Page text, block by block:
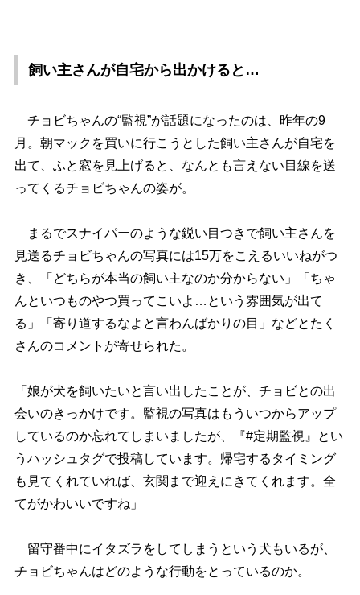
飼い主さんが自宅から出かけると…
チョビちゃんの“監視”が話題になったのは、昨年の9
月。朝マックを買いに行こうとした飼い主さんが自宅を
出て、ふと窓を見上げると、なんとも言えない目線を送
ってくるチョビちゃんの姿が。
まるでスナイパーのような鋭い目つきで飼い主さんを
見送るチョビちゃんの写真には15万をこえるいいねがつ
き、「どちらが本当の飼い主なのか分からない」「ちゃ
んといつものやつ買ってこいよ…という雰囲気が出て
る」「寄り道するなよと言わんばかりの目」などとたく
さんのコメントが寄せられた。
「娘が犬を飼いたいと言い出したことが、チョビとの出
会いのきっかけです。監視の写真はもういつからアップ
しているのか忘れてしまいましたが、『#定期監視』とい
うハッシュタグで投稿しています。帰宅するタイミング
も見てくれていれば、玄関まで迎えにきてくれます。全
てがかわいいですね」
留守番中にイタズラをしてしまうという犬もいるが、
チョビちゃんはどのような行動をとっているのか。